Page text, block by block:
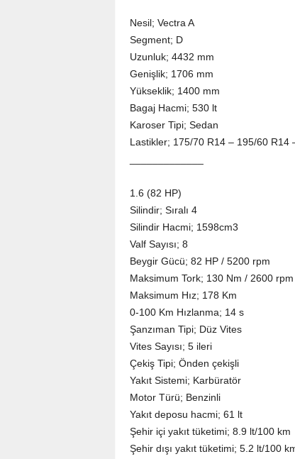
Nesil; Vectra A
Segment; D
Uzunluk; 4432 mm
Genişlik; 1706 mm
Yükseklik; 1400 mm
Bagaj Hacmi; 530 lt
Karoser Tipi; Sedan
Lastikler; 175/70 R14 – 195/60 R14
1.6 (82 HP)
Silindir; Sıralı 4
Silindir Hacmi; 1598cm3
Valf Sayısı; 8
Beygir Gücü; 82 HP / 5200 rpm
Maksimum Tork; 130 Nm / 2600 rpm
Maksimum Hız; 178 Km
0-100 Km Hızlanma; 14 s
Şanzıman Tipi; Düz Vites
Vites Sayısı; 5 ileri
Çekiş Tipi; Önden çekişli
Yakıt Sistemi; Karbüratör
Motor Türü; Benzinli
Yakıt deposu hacmi; 61 lt
Şehir içi yakıt tüketimi; 8.9 lt/100 km
Şehir dışı yakıt tüketimi; 5.2 lt/100